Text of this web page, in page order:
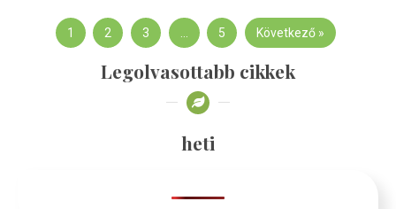
1 2 3 … 5 Következő »
Legolvasottabb cikkek
heti